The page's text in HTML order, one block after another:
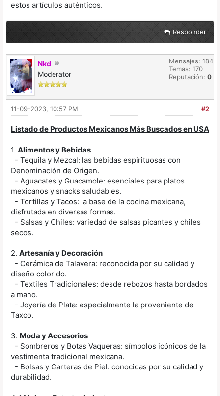
estos artículos auténticos.
Responder
Nkd
Moderator
Mensajes: 184
Temas: 170
Reputación: 0
#2
11-09-2023, 10:57 PM
Listado de Productos Mexicanos Más Buscados en USA
1. Alimentos y Bebidas
- Tequila y Mezcal: las bebidas espirituosas con
Denominación de Origen.
- Aguacates y Guacamole: esenciales para platos
mexicanos y snacks saludables.
- Tortillas y Tacos: la base de la cocina mexicana,
disfrutada en diversas formas.
- Salsas y Chiles: variedad de salsas picantes y chiles
secos.
2. Artesanía y Decoración
- Cerámica de Talavera: reconocida por su calidad y
diseño colorido.
- Textiles Tradicionales: desde rebozos hasta bordados
a mano.
- Joyería de Plata: especialmente la proveniente de
Taxco.
3. Moda y Accesorios
- Sombreros y Botas Vaqueras: símbolos icónicos de la
vestimenta tradicional mexicana.
- Bolsas y Carteras de Piel: conocidas por su calidad y
durabilidad.